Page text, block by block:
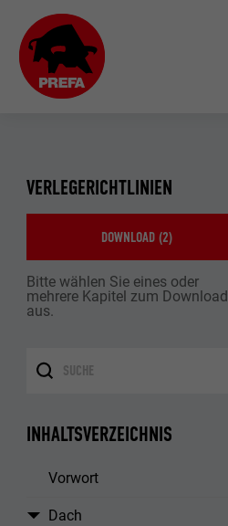
VERLEGERICHTLINIEN
DOWNLOAD (2)
Bitte wählen Sie eines oder
mehrere Kapitel zum Download
aus.
INHALTSVERZEICHNIS
Vorwort
Dach